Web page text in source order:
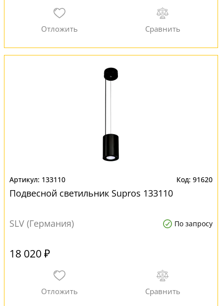
133110 91620
Подвесной светильник Supros 133110
SLV (Германия) По запросу
18 020 ₽